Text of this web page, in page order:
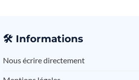
🛠️ Informations
Nous écrire directement